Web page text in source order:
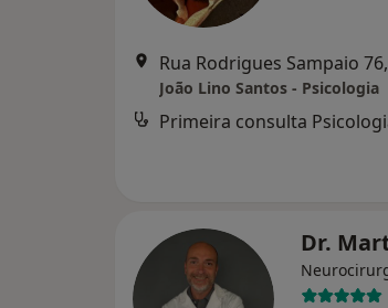
João Lino Santos - Psicologia
Primeira consulta
Dr.